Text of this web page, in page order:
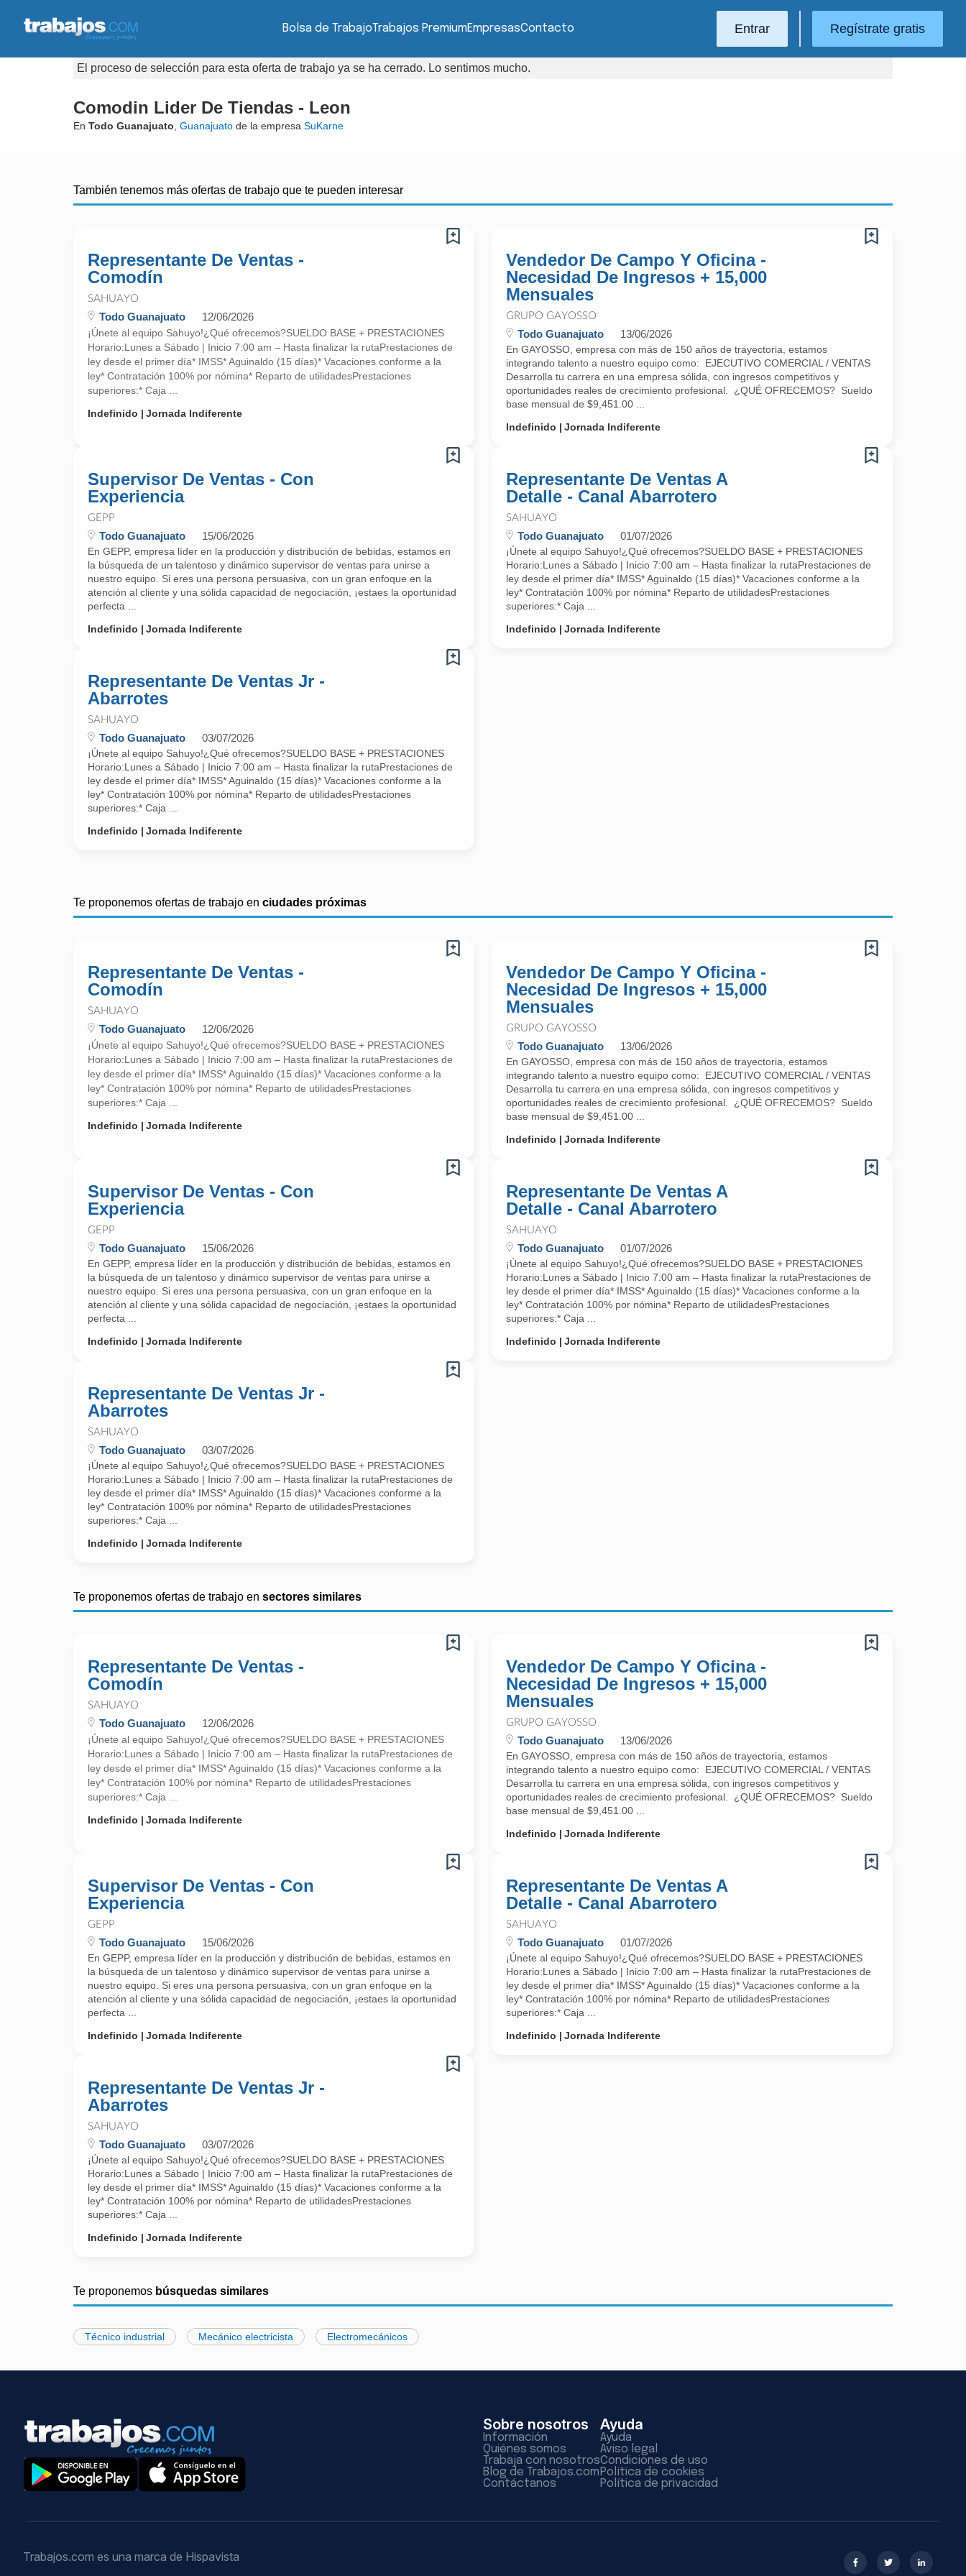
Bolsa de TrabajoTrabajos PremiumEmpresasContacto Entrar Regístrate gratis
El proceso de selección para esta oferta de trabajo ya se ha cerrado. Lo sentimos mucho.
Comodin Lider De Tiendas - Leon
En Todo Guanajuato Guanajuato de la empresa SuKarne
También tenemos más ofertas de trabajo que te pueden interesar
Representante De Ventas -
Comodín
SAHUAYO
Todo Guanajuato 12/06/2026
¡Únete al equipo Sahuyo!¿Qué ofrecemos?SUELDO BASE + PRESTACIONES
Horario:Lunes a Sábado | Inicio 7:00 am – Hasta finalizar la rutaPrestaciones de
ley desde el primer día* IMSS* Aguinaldo (15 días)* Vacaciones conforme a la
ley* Contratación 100% por nómina* Reparto de utilidadesPrestaciones
superiores:* Caja ...
Indefinido
Jornada Indiferente
Vendedor De Campo Y Oficina -
Necesidad De Ingresos + 15,000
Mensuales
GRUPO GAYOSSO
Todo Guanajuato 13/06/2026
En GAYOSSO, empresa con más de 150 años de trayectoria, estamos
integrando talento a nuestro equipo como: EJECUTIVO COMERCIAL / VENTAS
Desarrolla tu carrera en una empresa sólida, con ingresos competitivos y
oportunidades reales de crecimiento profesional. ¿QUÉ OFRECEMOS? Sueldo
base mensual de $9,451.00 ...
Indefinido
Jornada Indiferente
Supervisor De Ventas - Con
Experiencia
GEPP
Todo Guanajuato 15/06/2026
En GEPP, empresa líder en la producción y distribución de bebidas, estamos en
la búsqueda de un talentoso y dinámico supervisor de ventas para unirse a
nuestro equipo. Si eres una persona persuasiva, con un gran enfoque en la
atención al cliente y una sólida capacidad de negociación, ¡estaes la oportunidad
perfecta ...
Indefinido
Jornada Indiferente
Representante De Ventas A
Detalle - Canal Abarrotero
SAHUAYO
Todo Guanajuato 01/07/2026
¡Únete al equipo Sahuyo!¿Qué ofrecemos?SUELDO BASE + PRESTACIONES
Horario:Lunes a Sábado | Inicio 7:00 am – Hasta finalizar la rutaPrestaciones de
ley desde el primer día* IMSS* Aguinaldo (15 días)* Vacaciones conforme a la
ley* Contratación 100% por nómina* Reparto de utilidadesPrestaciones
superiores:* Caja ...
Indefinido
Jornada Indiferente
Representante De Ventas Jr -
Abarrotes
SAHUAYO
Todo Guanajuato 03/07/2026
¡Únete al equipo Sahuyo!¿Qué ofrecemos?SUELDO BASE + PRESTACIONES
Horario:Lunes a Sábado | Inicio 7:00 am – Hasta finalizar la rutaPrestaciones de
ley desde el primer día* IMSS* Aguinaldo (15 días)* Vacaciones conforme a la
ley* Contratación 100% por nómina* Reparto de utilidadesPrestaciones
superiores:* Caja ...
Indefinido
Jornada Indiferente
Te proponemos ofertas de trabajo en ciudades próximas
Representante De Ventas -
Comodín
SAHUAYO
Todo Guanajuato 12/06/2026
¡Únete al equipo Sahuyo!¿Qué ofrecemos?SUELDO BASE + PRESTACIONES
Horario:Lunes a Sábado | Inicio 7:00 am – Hasta finalizar la rutaPrestaciones de
ley desde el primer día* IMSS* Aguinaldo (15 días)* Vacaciones conforme a la
ley* Contratación 100% por nómina* Reparto de utilidadesPrestaciones
superiores:* Caja ...
Indefinido
Jornada Indiferente
Vendedor De Campo Y Oficina -
Necesidad De Ingresos + 15,000
Mensuales
GRUPO GAYOSSO
Todo Guanajuato 13/06/2026
En GAYOSSO, empresa con más de 150 años de trayectoria, estamos
integrando talento a nuestro equipo como: EJECUTIVO COMERCIAL / VENTAS
Desarrolla tu carrera en una empresa sólida, con ingresos competitivos y
oportunidades reales de crecimiento profesional. ¿QUÉ OFRECEMOS? Sueldo
base mensual de $9,451.00 ...
Indefinido
Jornada Indiferente
Supervisor De Ventas - Con
Experiencia
GEPP
Todo Guanajuato 15/06/2026
En GEPP, empresa líder en la producción y distribución de bebidas, estamos en
la búsqueda de un talentoso y dinámico supervisor de ventas para unirse a
nuestro equipo. Si eres una persona persuasiva, con un gran enfoque en la
atención al cliente y una sólida capacidad de negociación, ¡estaes la oportunidad
perfecta ...
Indefinido
Jornada Indiferente
Representante De Ventas A
Detalle - Canal Abarrotero
SAHUAYO
Todo Guanajuato 01/07/2026
¡Únete al equipo Sahuyo!¿Qué ofrecemos?SUELDO BASE + PRESTACIONES
Horario:Lunes a Sábado | Inicio 7:00 am – Hasta finalizar la rutaPrestaciones de
ley desde el primer día* IMSS* Aguinaldo (15 días)* Vacaciones conforme a la
ley* Contratación 100% por nómina* Reparto de utilidadesPrestaciones
superiores:* Caja ...
Indefinido
Jornada Indiferente
Representante De Ventas Jr -
Abarrotes
SAHUAYO
Todo Guanajuato 03/07/2026
¡Únete al equipo Sahuyo!¿Qué ofrecemos?SUELDO BASE + PRESTACIONES
Horario:Lunes a Sábado | Inicio 7:00 am – Hasta finalizar la rutaPrestaciones de
ley desde el primer día* IMSS* Aguinaldo (15 días)* Vacaciones conforme a la
ley* Contratación 100% por nómina* Reparto de utilidadesPrestaciones
superiores:* Caja ...
Indefinido
Jornada Indiferente
Te proponemos ofertas de trabajo en sectores similares
Representante De Ventas -
Comodín
SAHUAYO
Todo Guanajuato 12/06/2026
¡Únete al equipo Sahuyo!¿Qué ofrecemos?SUELDO BASE + PRESTACIONES
Horario:Lunes a Sábado | Inicio 7:00 am – Hasta finalizar la rutaPrestaciones de
ley desde el primer día* IMSS* Aguinaldo (15 días)* Vacaciones conforme a la
ley* Contratación 100% por nómina* Reparto de utilidadesPrestaciones
superiores:* Caja ...
Indefinido
Jornada Indiferente
Vendedor De Campo Y Oficina -
Necesidad De Ingresos + 15,000
Mensuales
GRUPO GAYOSSO
Todo Guanajuato 13/06/2026
En GAYOSSO, empresa con más de 150 años de trayectoria, estamos
integrando talento a nuestro equipo como: EJECUTIVO COMERCIAL / VENTAS
Desarrolla tu carrera en una empresa sólida, con ingresos competitivos y
oportunidades reales de crecimiento profesional. ¿QUÉ OFRECEMOS? Sueldo
base mensual de $9,451.00 ...
Indefinido
Jornada Indiferente
Supervisor De Ventas - Con
Experiencia
GEPP
Todo Guanajuato 15/06/2026
En GEPP, empresa líder en la producción y distribución de bebidas, estamos en
la búsqueda de un talentoso y dinámico supervisor de ventas para unirse a
nuestro equipo. Si eres una persona persuasiva, con un gran enfoque en la
atención al cliente y una sólida capacidad de negociación, ¡estaes la oportunidad
perfecta ...
Indefinido
Jornada Indiferente
Representante De Ventas A
Detalle - Canal Abarrotero
SAHUAYO
Todo Guanajuato 01/07/2026
¡Únete al equipo Sahuyo!¿Qué ofrecemos?SUELDO BASE + PRESTACIONES
Horario:Lunes a Sábado | Inicio 7:00 am – Hasta finalizar la rutaPrestaciones de
ley desde el primer día* IMSS* Aguinaldo (15 días)* Vacaciones conforme a la
ley* Contratación 100% por nómina* Reparto de utilidadesPrestaciones
superiores:* Caja ...
Indefinido
Jornada Indiferente
Representante De Ventas Jr -
Abarrotes
SAHUAYO
Todo Guanajuato 03/07/2026
¡Únete al equipo Sahuyo!¿Qué ofrecemos?SUELDO BASE + PRESTACIONES
Horario:Lunes a Sábado | Inicio 7:00 am – Hasta finalizar la rutaPrestaciones de
ley desde el primer día* IMSS* Aguinaldo (15 días)* Vacaciones conforme a la
ley* Contratación 100% por nómina* Reparto de utilidadesPrestaciones
superiores:* Caja ...
Indefinido
Jornada Indiferente
Te proponemos búsquedas similares
Técnico industrial Mecánico electricista Electromecánicos
Sobre nosotros
Información
Quiénes somos
Trabaja con nosotros
Blog de Trabajos.com
Contáctanos
Ayuda
Ayuda
Aviso legal
Condiciones de uso
Política de cookies
Política de privacidad
Trabajos.com es una marca de Hispavista